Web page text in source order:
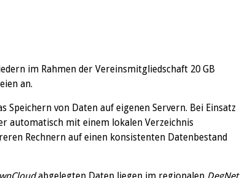
im Rahmen der Vereinsmitgliedschaft 20 GB
an.
Speichern von Daten auf eigenen Servern. Bei Einsatz
automatisch mit einem lokalen Verzeichnis
Rechnern auf einen konsistenten Datenbestand